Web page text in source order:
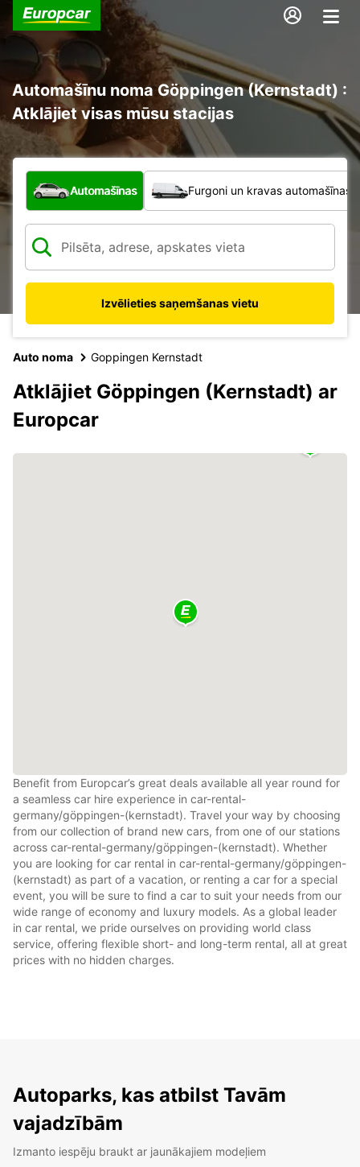
Automašīnu noma Göppingen (Kernstadt) :
Atklājiet visas mūsu stacijas
Kāda veida transportlīdzeklis?
Automašīnas Furgoni un kravas automašīnas
Izvēlieties saņemšanas vietu
Auto noma Goppingen Kernstadt
Atklājiet Göppingen (Kernstadt) ar
Europcar
Benefit from Europcar’s great deals available all year round for
a seamless car hire experience in car-rental-
germany/göppingen-(kernstadt). Travel your way by choosing
from our collection of brand new cars, from one of our stations
across car-rental-germany/göppingen-(kernstadt). Whether
you are looking for car rental in car-rental-germany/göppingen-
(kernstadt) as part of a vacation, or renting a car for a special
event, you will be sure to find a car to suit your needs from our
wide range of economy and luxury models. As a global leader
in car rental, we pride ourselves on providing world class
service, offering flexible short- and long-term rental, all at great
prices with no hidden charges.
Autoparks, kas atbilst Tavām
vajadzībām
Izmanto iespēju braukt ar jaunākajiem modeļiem